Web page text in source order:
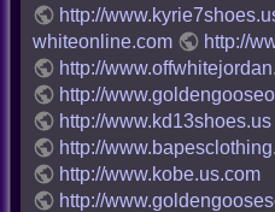
http://
whiteonline.com
http://
http://
http://
http://www.kd13shoes.us
http://
http://www.kobe.us.com
http://